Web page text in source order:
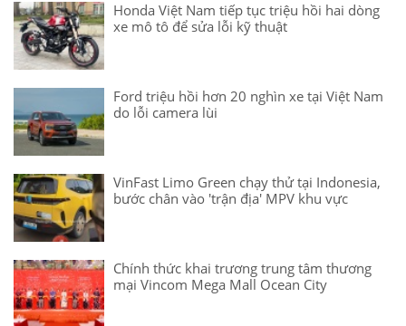
Honda Việt Nam tiếp tục triệu hồi hai dòng
xe mô tô để sửa lỗi kỹ thuật
Ford triệu hồi hơn 20 nghìn xe tại Việt Nam
do lỗi camera lùi
VinFast Limo Green chạy thử tại Indonesia,
bước chân vào 'trận địa' MPV khu vực
Chính thức khai trương trung tâm thương
mại Vincom Mega Mall Ocean City